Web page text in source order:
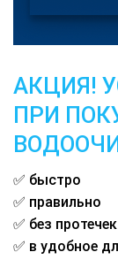
АКЦИЯ!
ПРИ
✅ быстро
✅ правильно
✅ без протечек
✅ в удобное